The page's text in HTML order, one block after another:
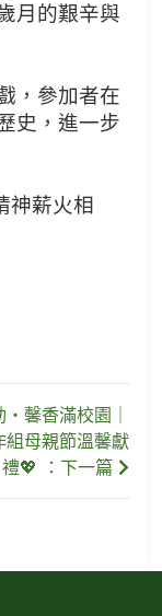
月的艱辛與
，參加者在
史，進一步
神薪火相
馨香滿校園｜
組母親節溫馨獻
禮💖 ：下一篇